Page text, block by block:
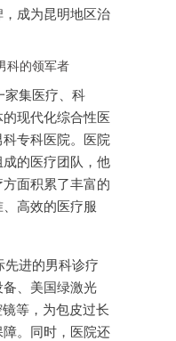
成为昆明地区治
科的领军者
家集医疗、科
现代化综合性医
专科医院。医院
的医疗团队，他
面积累了丰富的
高效的医疗服
先进的男科诊疗
、美国绿激光
等，为包皮过长
。同时，医院还